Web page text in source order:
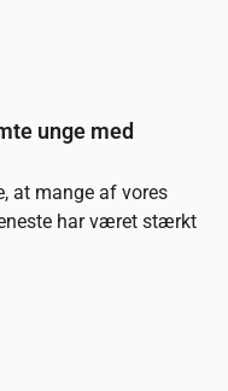
unge med
at mange af vores
har været stærkt